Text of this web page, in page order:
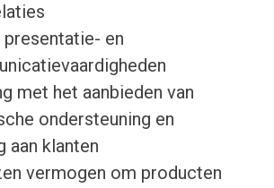
presentatie- en
met het aanbieden van
ondersteuning en
aan klanten
vermogen om producten